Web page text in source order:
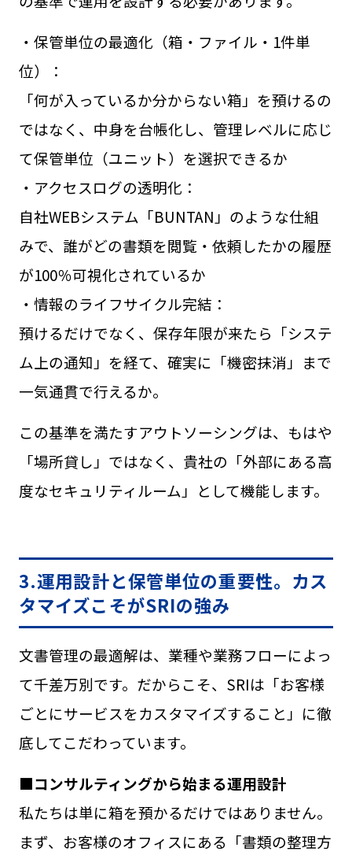
・保管単位の最適化（箱・ファイル・1件単
位）：
「何が入っているか分からない箱」を預けるの
ではなく、中身を台帳化し、管理レベルに応じ
て保管単位（ユニット）を選択できるか
・アクセスログの透明化：
自社WEBシステム「BUNTAN」のような仕組
みで、誰がどの書類を閲覧・依頼したかの履歴
が100％可視化されているか
・情報のライフサイクル完結：
預けるだけでなく、保存年限が来たら「システ
ム上の通知」を経て、確実に「機密抹消」まで
一気通貫で行えるか。
この基準を満たすアウトソーシングは、もはや
「場所貸し」ではなく、貴社の「外部にある高
度なセキュリティルーム」として機能します。
3.運用設計と保管単位の重要性。カス
タマイズこそがSRIの強み
文書管理の最適解は、業種や業務フローによっ
て千差万別です。だからこそ、SRIは「お客様
ごとにサービスをカスタマイズすること」に徹
底してこだわっています。
■コンサルティングから始まる運用設計
私たちは単に箱を預かるだけではありません。
まず、お客様のオフィスにある「書類の整理方